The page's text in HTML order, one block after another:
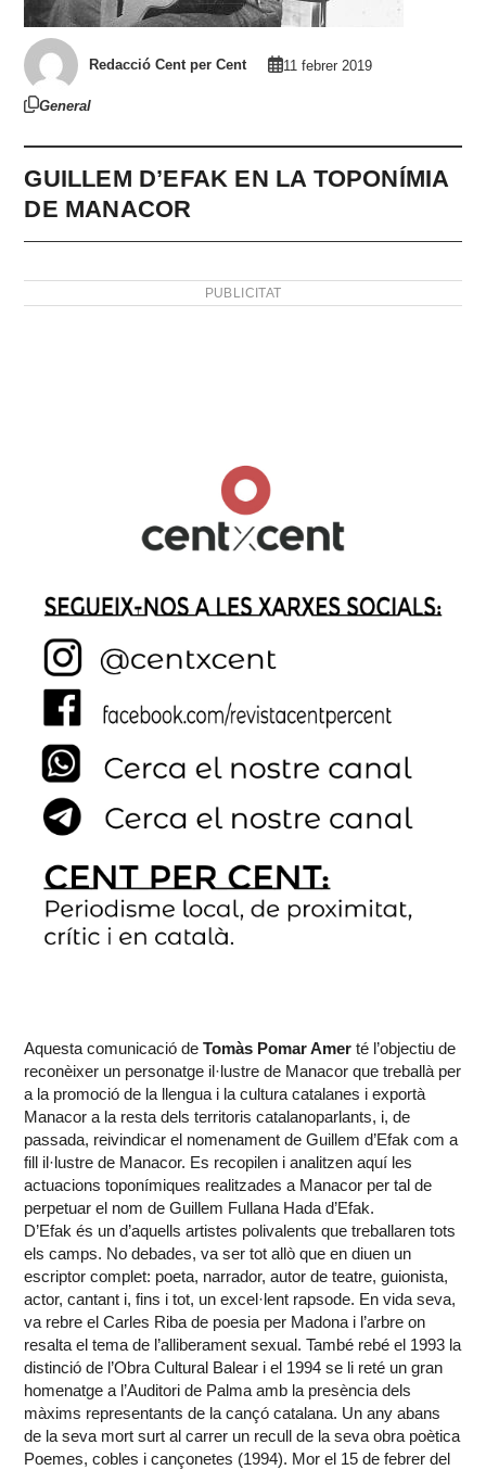
Redacció Cent per Cent 11 febrer 2019
General
GUILLEM D’EFAK EN LA TOPONÍMIA
DE MANACOR
PUBLICITAT
Aquesta comunicació deTomàs Pomar Amer té l’objectiu de
reconèixer un personatge il·lustre de Manacor que treballà per
a la promoció de la llengua i la cultura catalanes i exportà
Manacor a la resta dels territoris catalanoparlants, i, de
passada, reivindicar el nomenament de Guillem d’Efak com a
fill il·lustre de Manacor. Es recopilen i analitzen aquí les
actuacions toponímiques realitzades a Manacor per tal de
perpetuar el nom de Guillem Fullana Hada d’Efak.
D’Efak és un d’aquells artistes polivalents que treballaren tots
els camps. No debades, va ser tot allò que en diuen un
escriptor complet: poeta, narrador, autor de teatre, guionista,
actor, cantant i, fins i tot, un excel·lent rapsode. En vida seva,
va rebre el Carles Riba de poesia per Madona i l’arbre on
resalta el tema de l’alliberament sexual. També rebé el 1993 la
distinció de l’Obra Cultural Balear i el 1994 se li reté un gran
homenatge a l’Auditori de Palma amb la presència dels
màxims representants de la cançó catalana. Un any abans
de la seva mort surt al carrer un recull de la seva obra poètica
Poemes, cobles i cançonetes (1994). Mor el 15 de febrer del